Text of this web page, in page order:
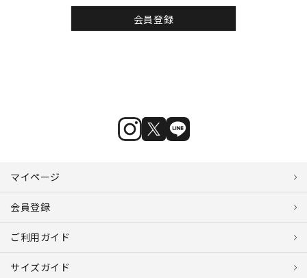
会員登録
マイページ
会員登録
ご利用ガイド
サイズガイド